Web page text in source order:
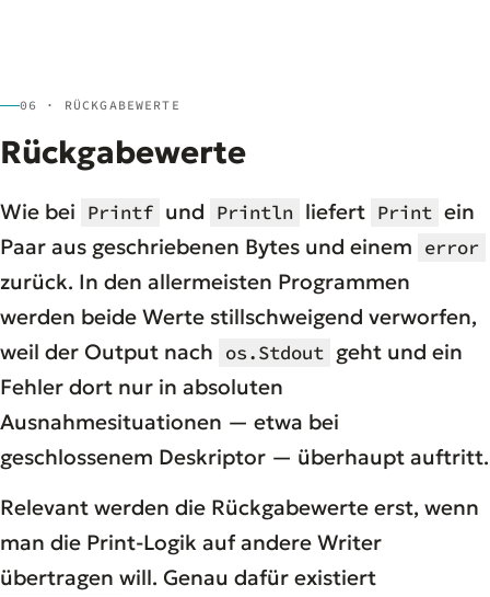
06 · RÜCKGABEWERTE
Rückgabewerte
Wie bei Printf und Println liefert Print ein
Paar aus geschriebenen Bytes und einem error
zurück. In den allermeisten Programmen
werden beide Werte stillschweigend verworfen,
weil der Output nach os.Stdout geht und ein
Fehler dort nur in absoluten
Ausnahmesituationen — etwa bei
geschlossenem Deskriptor — überhaupt auftritt.
Relevant werden die Rückgabewerte erst, wenn
man die Print-Logik auf andere Writer
übertragen will. Genau dafür existiert